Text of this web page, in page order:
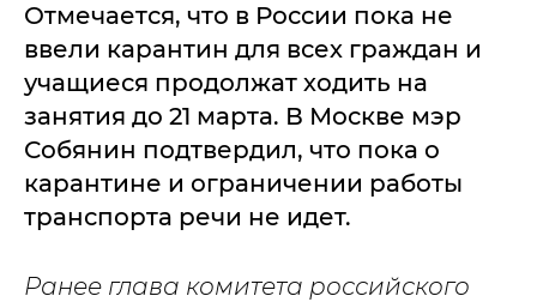
Отмечается, что в России пока не
ввели карантин для всех граждан и
учащиеся продолжат ходить на
занятия до 21 марта. В Москве мэр
Собянин подтвердил, что пока о
карантине и ограничении работы
транспорта речи не идет.
Ранее глава комитета российского